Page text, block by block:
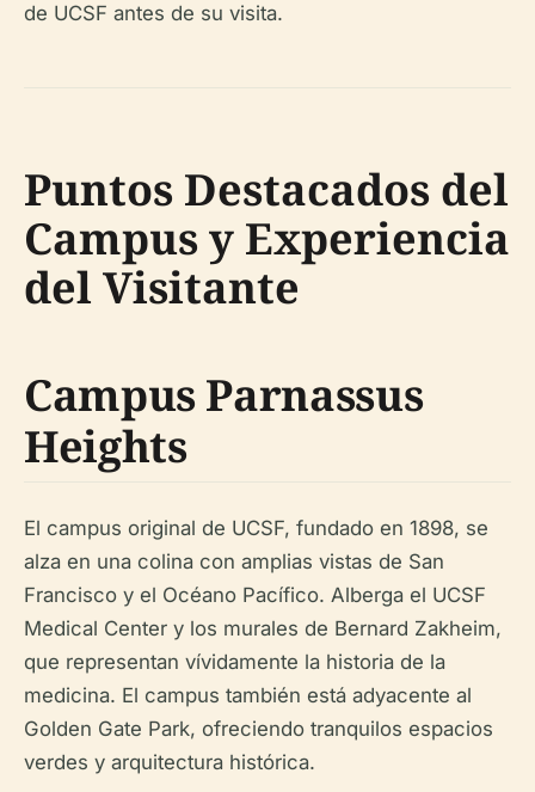
de UCSF antes de su visita.
Puntos Destacados del
Campus y Experiencia
del Visitante
Campus Parnassus
Heights
El campus original de UCSF, fundado en 1898, se
alza en una colina con amplias vistas de San
Francisco y el Océano Pacífico. Alberga el UCSF
Medical Center y los murales de Bernard Zakheim,
que representan vívidamente la historia de la
medicina. El campus también está adyacente al
Golden Gate Park, ofreciendo tranquilos espacios
verdes y arquitectura histórica.